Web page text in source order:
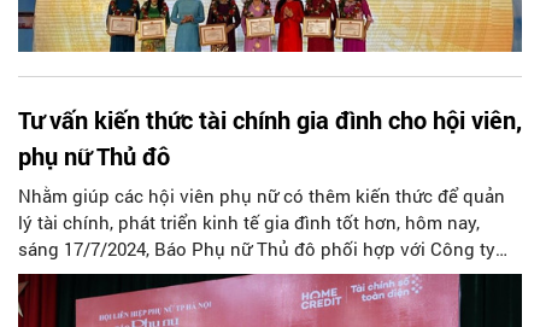
Tư vấn kiến thức tài chính gia đình cho hội viên,
phụ nữ Thủ đô
Nhằm giúp các hội viên phụ nữ có thêm kiến thức để quản
lý tài chính, phát triển kinh tế gia đình tốt hơn, hôm nay,
sáng 17/7/2024, Báo Phụ nữ Thủ đô phối hợp với Công ty
Tài chính TNHH MTV Home Credit Việt Nam tổ chức Chương
trình Tư vấn kiến thức quản lý tài chính gia đình - năm 2024.